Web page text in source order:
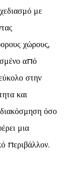
με
χώρους,
από
στην
και
όσο
μια
περιβάλλον.